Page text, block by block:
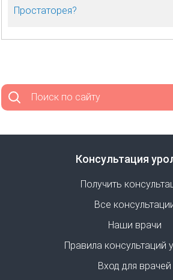
Простаторея?
Поиск по сайту
Консультация
Получить
Все
Наши врачи
Правила консультаций
Вход для врачей